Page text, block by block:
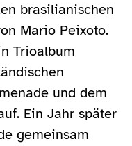
brasilianischen
Mario Peixoto.
Trioalbum
und dem
Ein Jahr später
gemeinsam